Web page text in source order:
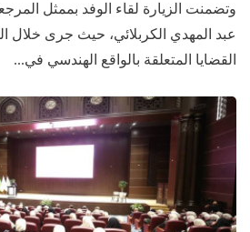
وتضمنت الزيارة لقاء الوفد بممثل
عبد المهدي الكربلائي، حيث جرى خلال
القضايا المتعلقة بالواقع الهندسي في...